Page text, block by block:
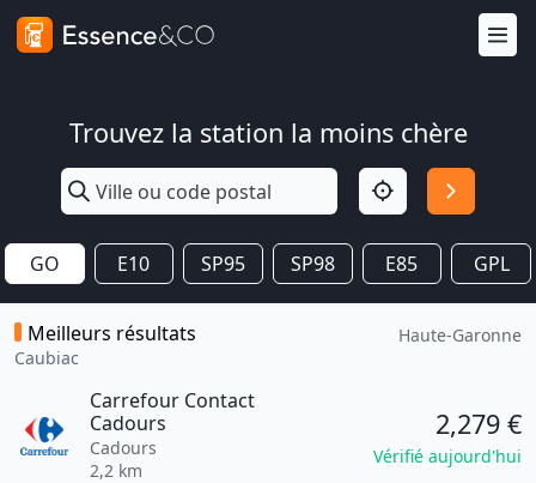
Trouvez la station la moins chère
GO E10 SP95 SP98 E85 GPL
Meilleurs résultats
Caubiac
Haute-Garonne
Carrefour Contact
Cadours
Cadours
2,2 km
2,279 €
Vérifié aujourd'hui